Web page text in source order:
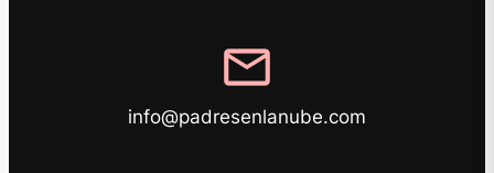
mail
info@padresenlanube.com